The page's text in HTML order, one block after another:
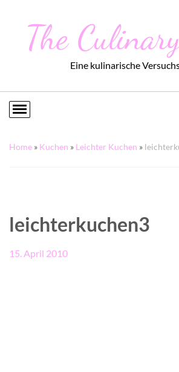
The
Eine kulinarische
Home » Kuchen » Leichter Kuchen »
leichterkuchen3
15. April 2010